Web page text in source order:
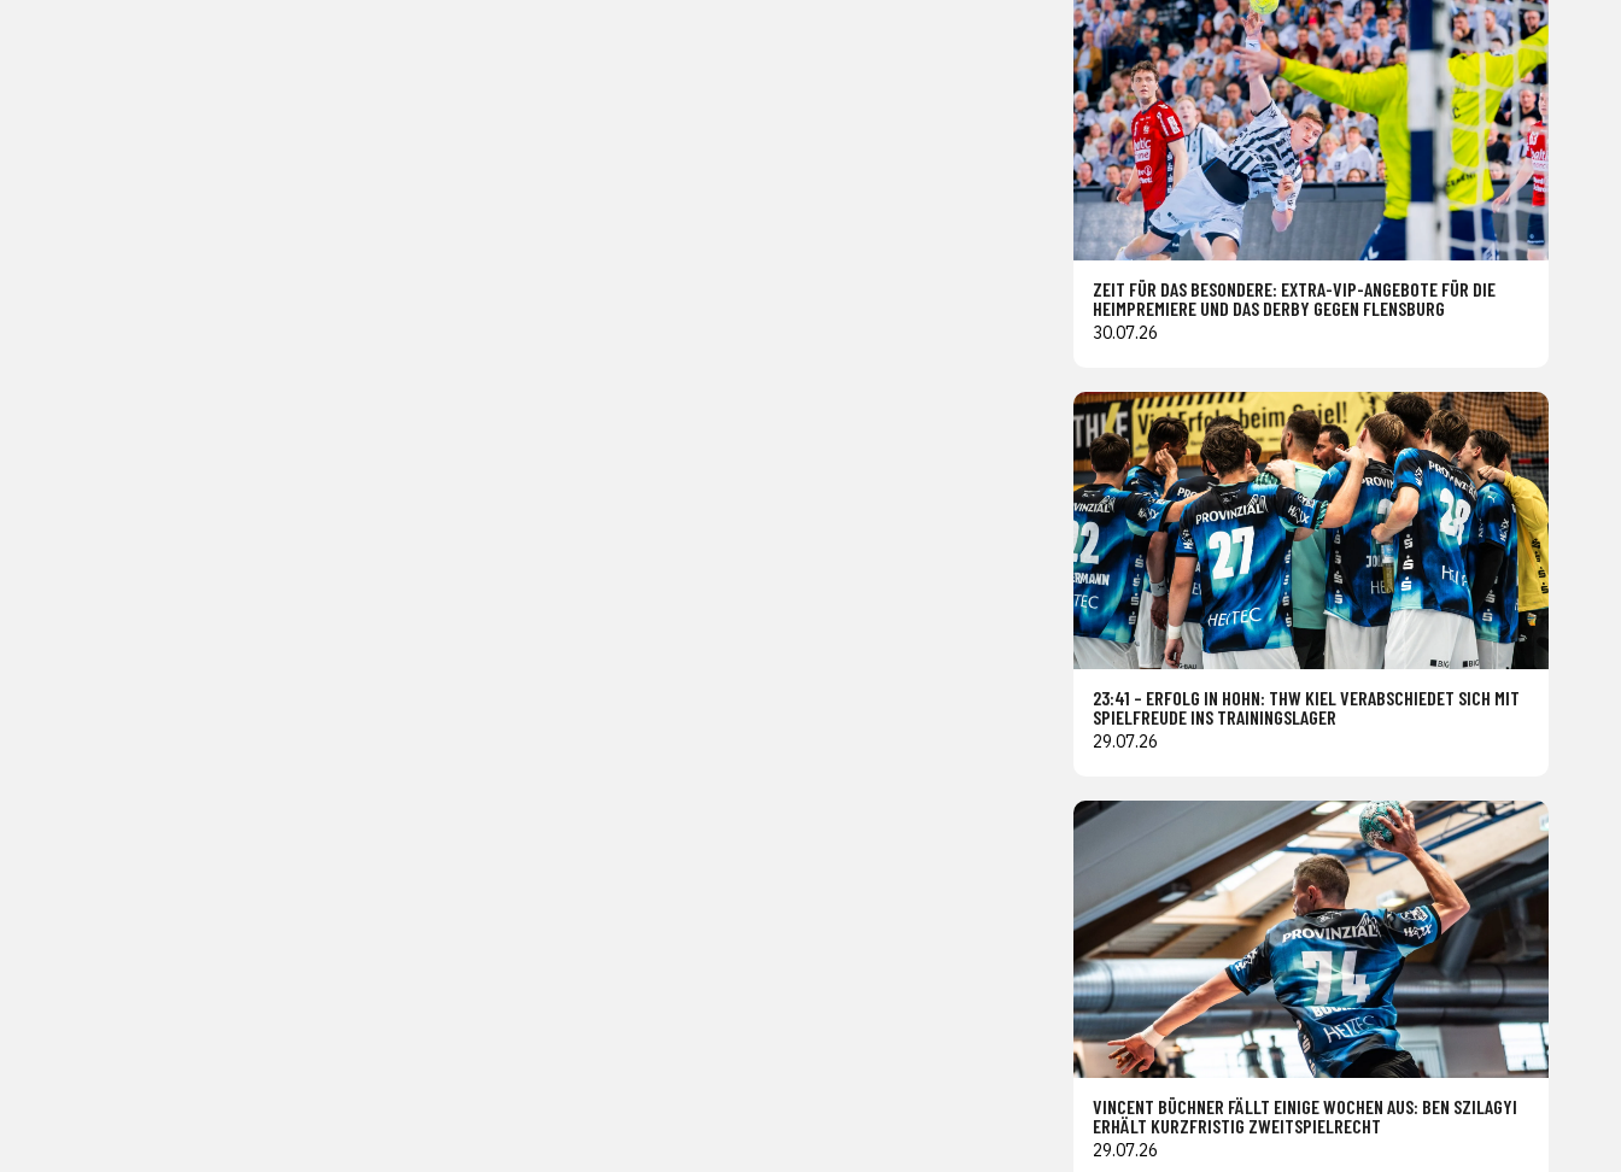
ZEIT FÜR DAS BESONDERE: EXTRA-VIP-ANGEBOTE FÜR DIE
HEIMPREMIERE UND DAS DERBY GEGEN FLENSBURG
30.07.26
23:41 – ERFOLG IN HOHN: THW KIEL VERABSCHIEDET SICH MIT
SPIELFREUDE INS TRAININGSLAGER
29.07.26
VINCENT BÜCHNER FÄLLT EINIGE WOCHEN AUS: BEN SZILAGYI
ERHÄLT KURZFRISTIG ZWEITSPIELRECHT
29.07.26